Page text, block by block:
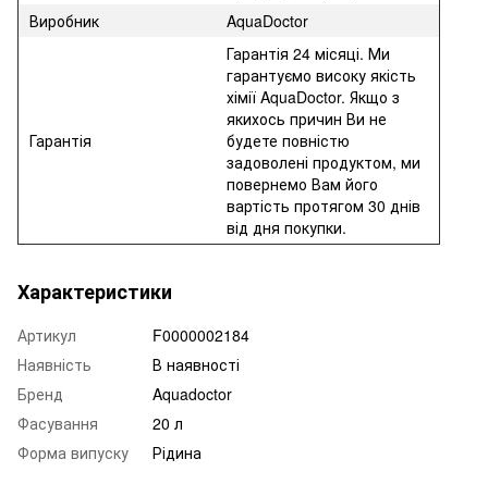
Виробник
AquaDoctor
Гарантія
Гарантія 24 місяці. Ми
гарантуємо високу якість
хімії AquaDoctor. Якщо з
якихось причин Ви не
будете повністю
задоволені продуктом, ми
повернемо Вам його
вартість протягом 30 днів
від дня покупки.
Характеристики
Артикул
F0000002184
Наявність
В наявності
Бренд
Aquadoctor
Фасування
20 л
Форма випуску
Рідина